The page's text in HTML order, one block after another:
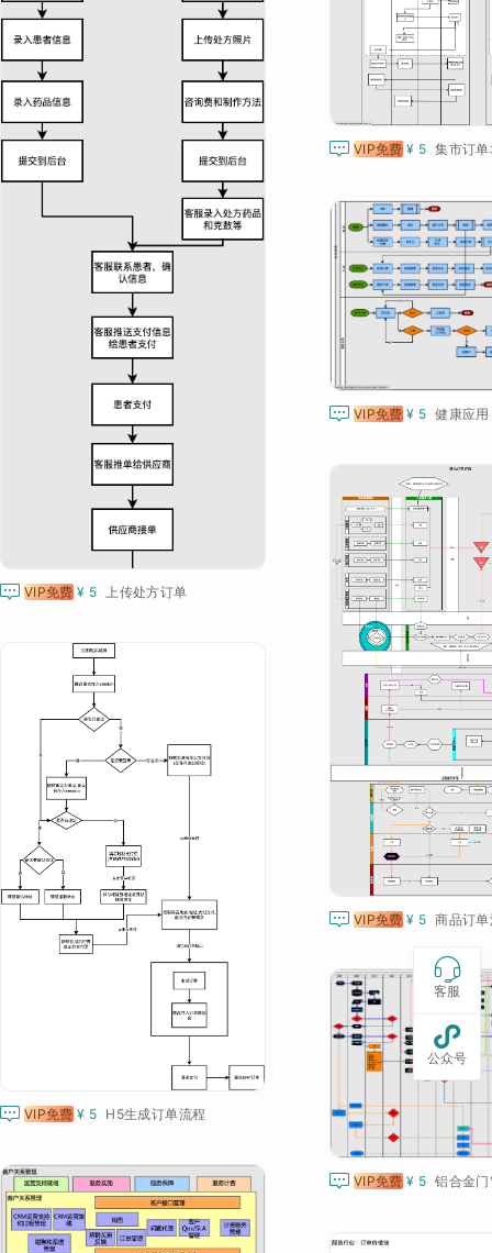
 VIP免费 ¥ 5 集市订
 VIP免费 ¥ 5 上传处方订单
 VIP免费 ¥ 5
 VIP免费 ¥ 5 商品订
 VIP免费 ¥ 5 H5生成订单流程
 VIP免费 ¥ 5 铝合金

客服

公众号